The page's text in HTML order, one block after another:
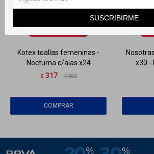
SUSCRIBIRME
LlegaMAÑANA
Kotex toallas femeninas -
Nocturna c/alas x24
$ 317 $ 352
x30 -